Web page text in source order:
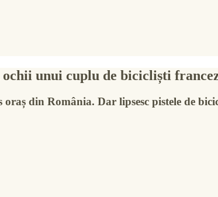
ochii unui cuplu de bicicliști
din România. Dar lipsesc pistele de